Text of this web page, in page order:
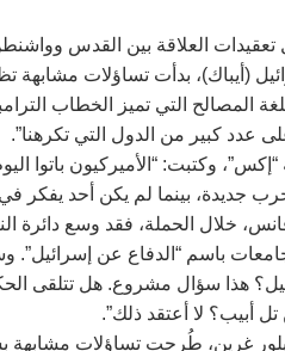
العلاقة بين القدس
(أيباك)، بدأت تساؤلات مشابهة
المصالح التي تميز الخطاب
عدد كبير من الدول التي تكرهنا”.
وكتبت: “الأميركيون باتوا
حرب جديدة، بينما لم يكن أحد
خلال الحملة، فقد وسع دائرة
باسم “الدفاع عن إسرائيل”.
هذا سؤال مشروع. هل تتلقى
أبيب؟ لا أعتقد ذلك”.
غرين، طُرحت تساؤلات مشابهة